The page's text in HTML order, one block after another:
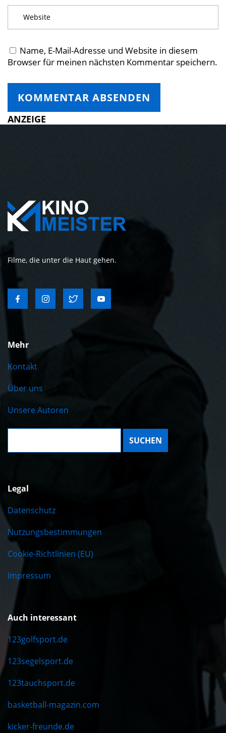
Name, E-Mail-Adresse und Website in diesem
Browser für meinen nächsten Kommentar speichern.
ANZEIGE
Filme, die unter die Haut gehen.
Mehr
Kontakt
Über uns
Unsere Autoren
Suche:
Legal
Datenschutz
Nutzungsbestimmungen
Cookie-Richtlinien (EU)
Impressum
Auch interessant
123golfsport.de
123segelsport.de
123tauchsport.de
basketball-magazin.com
kicker-freunde.de